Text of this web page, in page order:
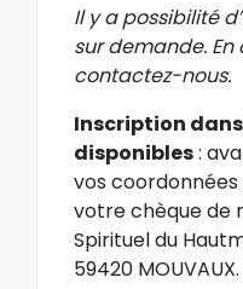
Il y a possibilité
sur demande.
contactez-nous.
Inscription
disponibles:
vos
votre chèque de
Spirituel du
59420 MOUVAUX.